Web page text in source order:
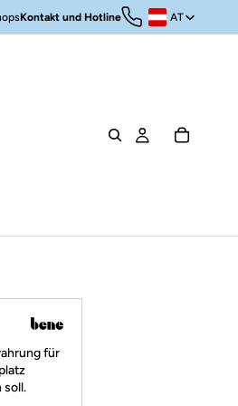
Kontakt und Hotline
Region- und
AT
für
soll.